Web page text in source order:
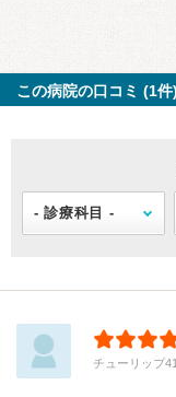
この病院の口コミ (1件)
チューリップ